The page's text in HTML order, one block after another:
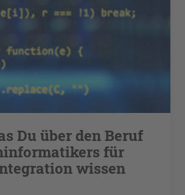
Du über den Beruf
für
wissen